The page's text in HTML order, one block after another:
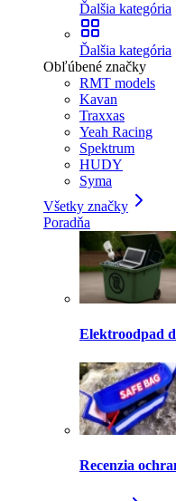
Ďalšia kategória
Ďalšia kategória
Obľúbené značky
RMT models
Kavan
Traxxas
Yeah Racing
Spektrum
HUDY
Syma
Všetky značky
Poradňa
Elektroodpad
Recenzia